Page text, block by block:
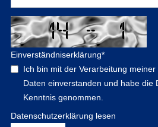
Einverständniserklärung*
Ich bin mit der Verarbeitung
Daten einverstanden und habe die
Kenntnis genommen.
Datenschutzerklärung lesen